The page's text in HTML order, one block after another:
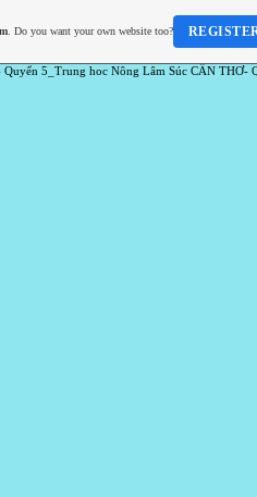
5_Trung hoc Nông Lâm Súc CẦN THƠ-
. Do you want your own website too?